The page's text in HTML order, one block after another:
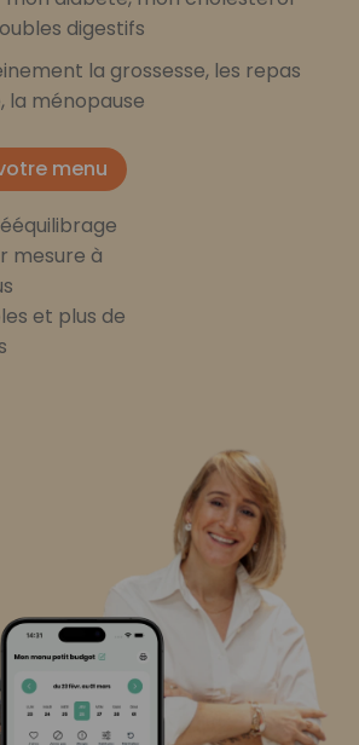
digestifs
la grossesse, les repas
la ménopause
menu
mesure à
et plus de